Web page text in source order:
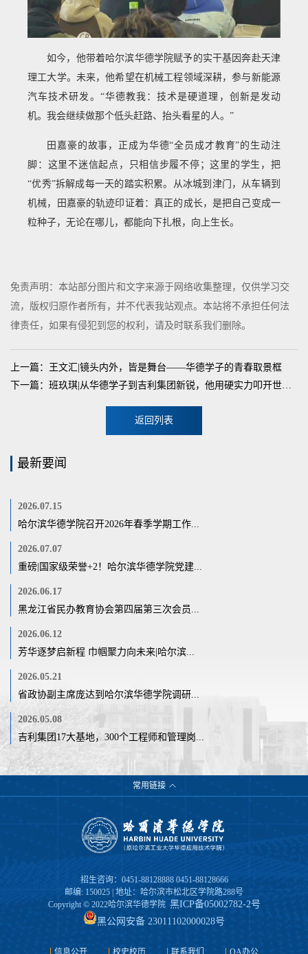
如今，他带着哈尔滨华德学院赋予的实干基因奔赴天津
理工大学。未来，他希望在机械工程领域深耕，参与新能源
汽车技术研发。“华德教我：技术是硬道理，创新是发动
机。我会继续做那个低头赶路、抬头看星的人。”
田嘉豪的故事，正成为华德“全员成才教育”的生动注
脚：这里不迷信起点，只相信步履不停；这里的学生，把
“优秀”拆解成每一天的踏实积累。从冰城到津门，从车辆到
机械，田嘉豪的轨迹印证着：真正的成长，是把自己变成一
粒种子，无论在哪儿，都能向下扎根，向上生长。
免责声明：本站部分图片和文字来源于网络收集整理，仅供学习交
流，版权归原作者所有，并不代表我站观点。本站将不承担任何法
律责任，如果有侵犯到您的权利，请及时联系我们删除。
上一篇：王文汇|镜头内外，皆是舞台——华德学子的青春取景框
返回列表
最新要闻
2026.07.15
哈尔滨华德学院召开2026年春季学期工作...
2026.07.07
重磅|国家级荣誉+2！哈尔滨华德学院党建...
2026.06.17
黑龙江省民办教育协会第四届第三次会员...
2026.06.12
芳华逐梦启新程 巾帼聚力向未来|哈尔滨...
2026.05.21
省政协副主席庞达到哈尔滨华德学院调研...
2026.05.08
吉利集团17大基地，300个工程师和管理岗...
常用链接
招生咨询：0451-88128888 0451-88128666
邮编: 150025 | 地址：哈尔滨市松北区学院路288号
Copyright © 2022哈尔滨华德学院 黑ICP备05002782-2号
黑公网安备 23011102000028号
信息公开 校史校历 联系我们 OA办公